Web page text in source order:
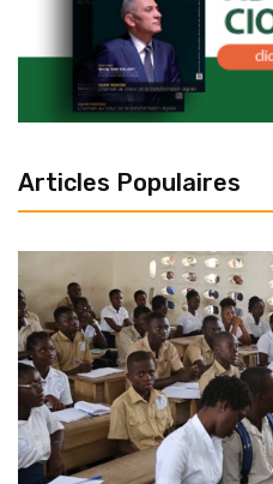
Articles Populaires